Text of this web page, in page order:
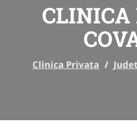
CLINICA
Clinica Privata /